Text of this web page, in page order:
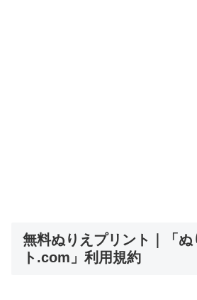
無料ぬりえプリント｜「ぬ
ト.com」利用規約